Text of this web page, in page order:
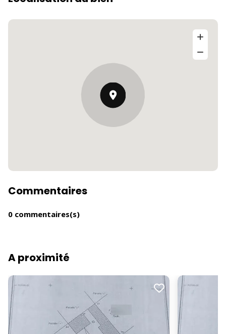
Commentaires
0 commentaires(s)
A proximité